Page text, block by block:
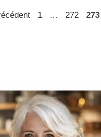
Page
1 … Page
272 Page
273